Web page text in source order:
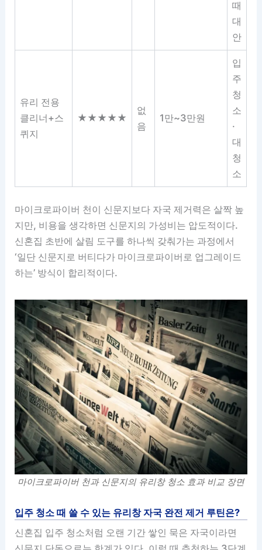
때
대
안
유리 전용
클리너+스
퀴지
★★★★★
없
음
1만~3만원
입
주
청
소
·
대
청
소
마이크로파이버 천이 신문지보다 자국 제거력은 살짝 높
지만, 비용을 생각하면 신문지의 가성비는 압도적이다.
신혼집 초반에 살림 도구를 하나씩 갖춰가는 과정에서
‘일단 신문지로 버티다가 마이크로파이버로 업그레이드
하는’ 방식이 합리적이다.
마이크로파이버 천과 신문지의 유리창 청소 효과 비교 장면
입주 청소 때 쓸 수 있는 유리창 자국 완전 제거 루틴은?
신혼집 입주 청소처럼 오랜 기간 쌓인 묵은 자국이라면